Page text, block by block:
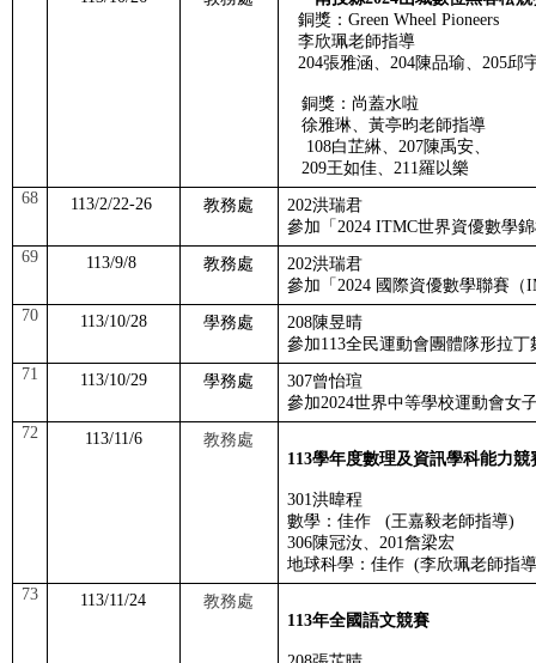
銅獎： Green Wheel Pioneers
李欣珮老師指導
204張雅涵、 204陳品瑜、 205邱
銅獎：尚蓋水啦
徐雅琳、黃亭昀老師指導
108白芷綝、 207陳禹安、
209王如佳、 211羅以樂
68
113/2/22-26 教務處 202洪瑞君
參加「 2024 ITMC世界資優數學
69
113/9/8 教務處 202洪瑞君
參加「 2024 國際資優數學聯賽（
70
113/10/28 學務處 208陳昱晴
參加113全民運動會團體隊形拉丁
71
113/10/29 學務處 307曾怡瑄
參加2024世界中等學校運動會女
72
113/11/6
教務處
113學年度數理及資訊學科能力競
301洪暐程
數學：佳作(王嘉毅老師指導)
306陳冠汝、 201詹梁宏
地球科學：佳作(李欣珮老師指導
73
113/11/24
教務處
113年全國語文競賽